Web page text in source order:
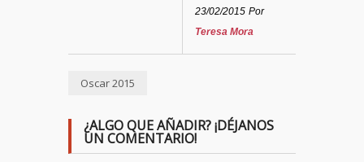
23/02/2015 Por
Teresa Mora
Oscar 2015
¿ALGO QUE AÑADIR? ¡DÉJANOS
UN COMENTARIO!